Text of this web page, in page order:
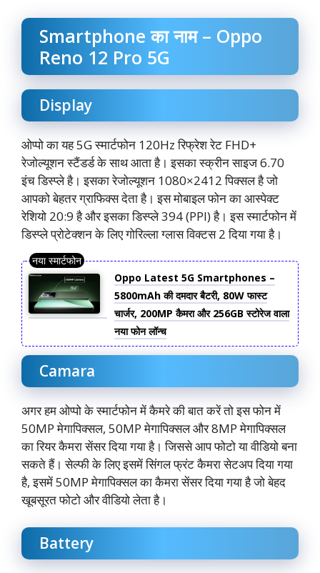
Smartphone का नाम – Oppo
Reno 12 Pro 5G
Display
ओप्पो का यह 5G स्मार्टफोन 120Hz रिफ्रेश रेट FHD+
रेजोल्यूशन स्टैंडर्ड के साथ आता है। इसका स्क्रीन साइज 6.70
इंच डिस्प्ले है। इसका रेजोल्यूशन 1080×2412 पिक्सल है जो
आपको बेहतर ग्राफिक्स देता है। इस मोबाइल फोन का आस्पेक्ट
रेशियो 20:9 है और इसका डिस्प्ले 394 (PPI) है। इस स्मार्टफोन में
डिस्प्ले प्रोटेक्शन के लिए गोरिल्ला ग्लास विक्टस 2 दिया गया है।
Oppo Latest 5G Smartphones –
5800mAh की दमदार बैटरी, 80W फास्ट
चार्जर, 200MP कैमरा और 256GB स्टोरेज वाला
नया फोन लॉन्च
Camara
अगर हम ओप्पो के स्मार्टफोन में कैमरे की बात करें तो इस फोन में
50MP मेगापिक्सल, 50MP मेगापिक्सल और 8MP मेगापिक्सल
का रियर कैमरा सेंसर दिया गया है। जिससे आप फोटो या वीडियो बना
सकते हैं। सेल्फी के लिए इसमें सिंगल फ्रंट कैमरा सेटअप दिया गया
है, इसमें 50MP मेगापिक्सल का कैमरा सेंसर दिया गया है जो बेहद
खूबसूरत फोटो और वीडियो लेता है।
Battery